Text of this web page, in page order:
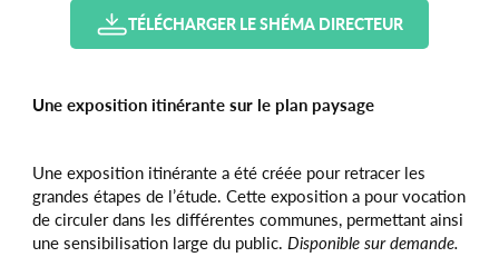
TÉLÉCHARGER LE SHÉMA DIRECTEUR
Une exposition itinérante sur le plan paysage
Une exposition itinérante a été créée pour retracer les
grandes étapes de l’étude. Cette exposition a pour vocation
de cir­culer dans les différentes communes, permet­tant ainsi
une sensibilisation large du public. Disponible sur demande.